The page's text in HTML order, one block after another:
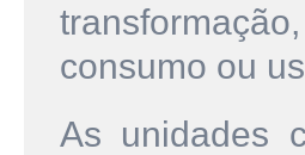
consumo ou
As unidades